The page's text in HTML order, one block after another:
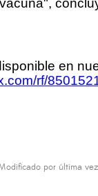
en
rf/
por última